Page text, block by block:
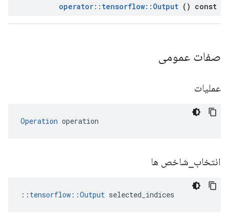
operator:: tensorflow:: Output () const
صفات عمومی
عملیات
Operation operation
انتخاب شاخص ها
:: tensorflow::Output selected_indices